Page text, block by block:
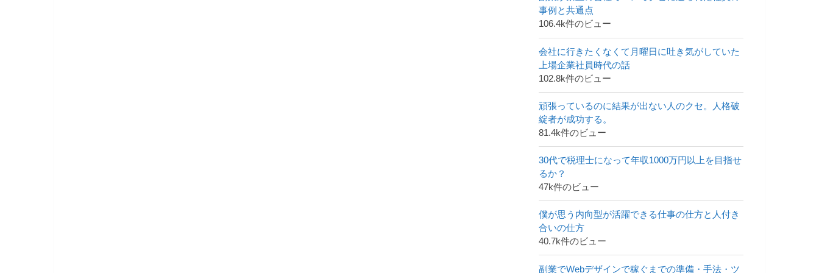
事例と共通点
106.4k件のビュー
会社に行きたくなくて月曜日に吐き気がしていた
上場企業社員時代の話
102.8k件のビュー
頑張っているのに結果が出ない人のクセ。人格破
綻者が成功する。
81.4k件のビュー
30代で税理士になって年収1000万円以上を目指せ
るか？
47k件のビュー
僕が思う内向型が活躍できる仕事の仕方と人付き
合いの仕方
40.7k件のビュー
副業でWebデザインで稼ぐまでの準備・手法・ツ